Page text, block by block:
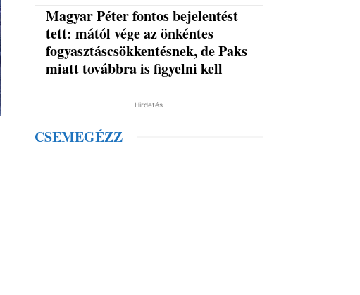
Magyar Péter fontos bejelentést
tett: mától vége az önkéntes
fogyasztáscsökkentésnek, de Paks
miatt továbbra is figyelni kell
Hirdetés
CSEMEGÉZZ